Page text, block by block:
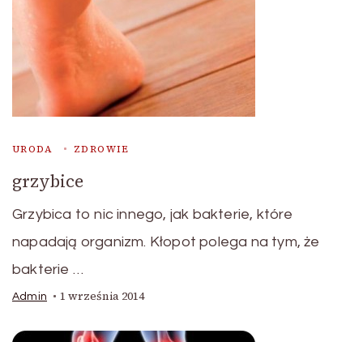
URODA ZDROWIE
grzybice
Grzybica to nic innego, jak bakterie, które
napadają organizm. Kłopot polega na tym, że
bakterie …
Admin 1 września 2014